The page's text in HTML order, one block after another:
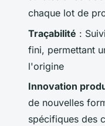
chaque lot de
Traçabilité :
fini, permettant
l'origine
Innovation
de nouvelles
spécifiques des